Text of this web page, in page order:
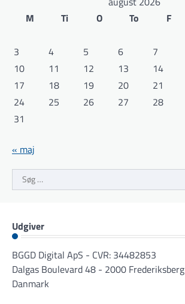
M
Ti O To F
3
4 5 6 7
10
11 12 13 14
17
18 19 20 21
24
25 26 27 28
31
« maj
Søg
efter:
Udgiver
BGGD Digital ApS - CVR: 34482853
Dalgas Boulevard 48 - 2000 Frederiksberg
Danmark